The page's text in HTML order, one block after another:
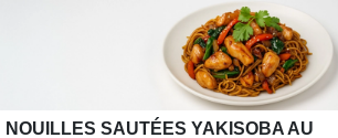
NOUILLES SAUTÉES YAKISOBA AU